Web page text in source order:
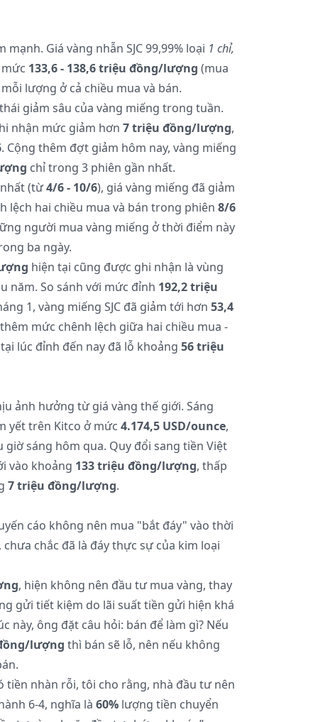
Giá vàng nhẫn SJC 99,99% loại 1 chỉ,
133,6 - 138,6 triệu đồng/lượng (mua
lượng ở cả chiều mua và bán.
giảm sâu của vàng miếng trong tuần.
nhận mức giảm hơn 7 triệu đồng/lượng,
. Cộng thêm đợt giảm hôm nay, vàng miếng
chỉ trong 3 phiên gần nhất.
(từ4/6 - 10/6), giá vàng miếng đã giảm
lệch hai chiều mua và bán trong phiên 8/6
người mua vàng miếng ở thời điểm này
ba ngày.
hiện tại cũng được ghi nhận là vùng
năm. So sánh với mức đỉnh 192,2 triệu
1, vàng miếng SJC đã giảm tới hơn 53,4
mức chênh lệch giữa hai chiều mua -
lúc đỉnh đến nay đã lỗ khoảng 56 triệu
ảnh hưởng từ giá vàng thế giới. Sáng
yết trên Kitco ở mức 4.174,5 USD/ounce,
giờ sáng hôm qua. Quy đổi sang tiền Việt
vào khoảng 133 triệu đồng/lượng, thấp
7 triệu đồng/lượng.
cáo không nên mua "bắt đáy" vào thời
chắc đã là đáy thực sự của kim loại
, hiện không nên đầu tư mua vàng, thay
gửi tiết kiệm do lãi suất tiền gửi hiện khá
này, ông đặt câu hỏi: bán để làm gì? Nếu
lượng thì bán sẽ lỗ, nên nếu không
tiền nhàn rỗi, tôi cho rằng, nhà đầu tư nên
6-4, nghĩa là 60%lượng tiền chuyển